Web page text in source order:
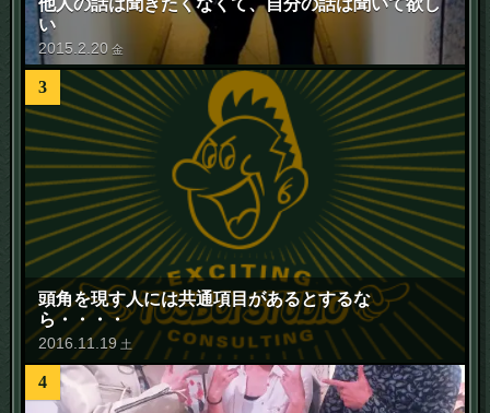
い
2015 2 20 金
3
頭角を現す人には共通項目があるとするな
ら・・・・
2016 11 19 土
4